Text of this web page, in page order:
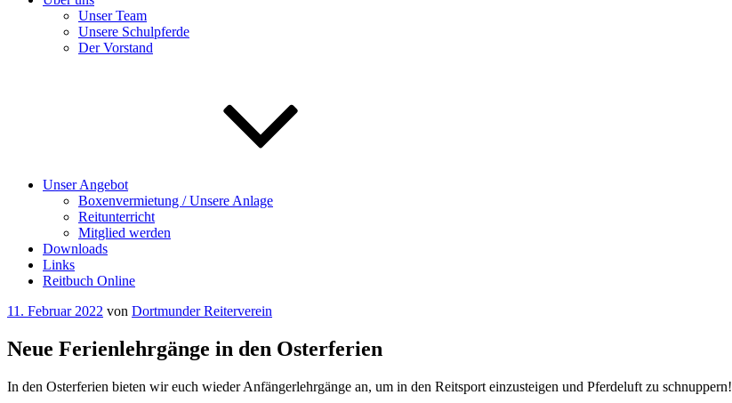
Unser Team
Unsere Schulpferde
Der Vorstand
Unser Angebot
Boxenvermietung / Unsere Anlage
Reitunterricht
Mitglied werden
Downloads
Links
Reitbuch Online
Veröffentlicht
11. Februar 2022 von Dortmunder Reiterverein
Neue Ferienlehrgänge in den Osterferien
In den Osterferien bieten wir euch wieder Anfängerlehrgänge an, um in den Reitsport einzusteigen und Pferdeluft zu schnuppern!